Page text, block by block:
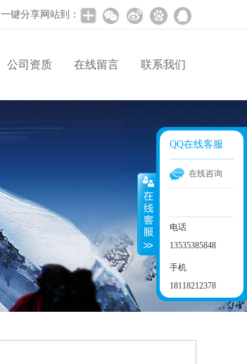
一键分享网站到：
公司资质 在线留言 联系我们
QQ在线客服
在线咨询
电话
13535385848
手机
18118212378